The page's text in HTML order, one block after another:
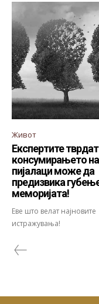
Живот
Експертите
консумирањето
пијалаци може да
предизвика
меморијата!
Еве што велат најновите
истражувања!